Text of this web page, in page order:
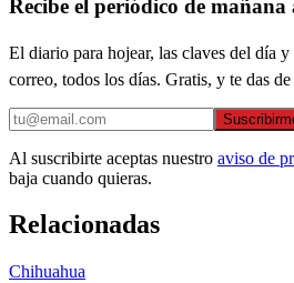
Recibe el periódico de mañana
El diario para hojear, las claves del día
correo, todos los días. Gratis, y te das
Al suscribirte aceptas nuestro aviso de
baja cuando quieras.
Relacionadas
Chihuahua